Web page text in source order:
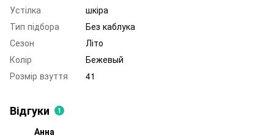
Устілка
шкіра
Тип підбора
Без каблука
Сезон
Літо
Колір
Бежевый
Розмір взуття
41
Відгуки 1
Анна